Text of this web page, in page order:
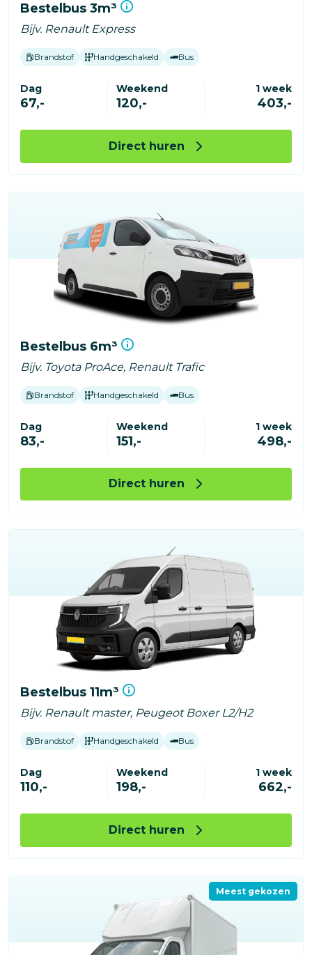
Bestelbus 3m³
Bijv. Renault Express
Brandstof Handgeschakeld Bus
Dag
67,-
Weekend
120,-
1 week
403,-
Direct huren
Bestelbus 6m³
Bijv. Toyota ProAce, Renault Trafic
Brandstof Handgeschakeld Bus
Dag
83,-
Weekend
151,-
1 week
498,-
Direct huren
Bestelbus 11m³
Bijv. Renault master, Peugeot Boxer L2/H2
Brandstof Handgeschakeld Bus
Dag
110,-
Weekend
198,-
1 week
662,-
Direct huren
Meest gekozen